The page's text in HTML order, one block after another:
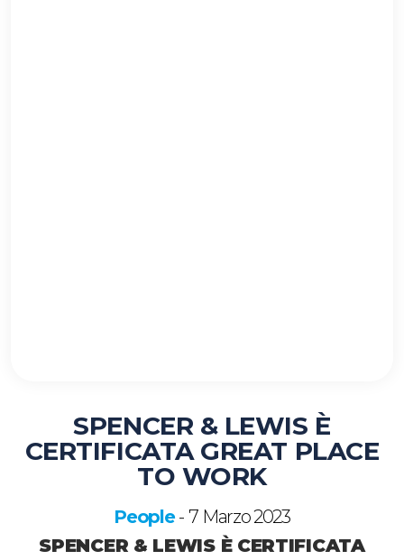
SPENCER & LEWIS È
CERTIFICATA GREAT PLACE
TO WORK
People -7 Marzo 2023
SPENCER & LEWIS È CERTIFICATA